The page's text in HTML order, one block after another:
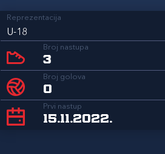
Reprezentacija
U-18
Broj nastupa
3
Broj golova
0
Prvi nastup
15.11.2022.